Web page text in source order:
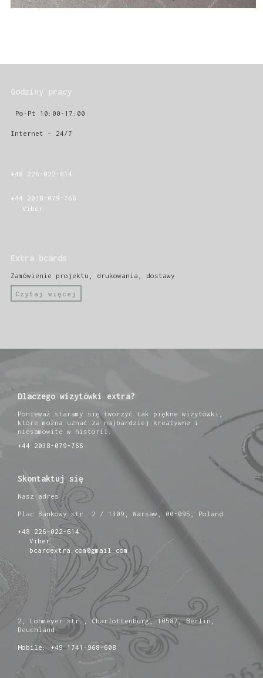
Godziny pracy
Po-Pt 10:00-17:00
Internet - 24/7
+48 226-022-614
+44 2038-079-766
Viber
Extra bcards
Zamówienie projektu, drukowania, dostawy
Czytaj więcej
Dlaczego wizytówki extra?
Ponieważ staramy się tworzyć tak piękne wizytówki,
które można uznać za najbardziej kreatywne i
niesamowite w historii.
+44 2038-079-766
Skontaktuj się
Nasz adres
Plac Bankowy str. 2 / 1309, Warsaw, 00-095, Poland
+48 226-022-614
Viber
bcardextra.com@gmail.com
2, Lohmeyer str., Charlottenburg, 10587, Berlin,
Deuchland
Mobile: +49 1741-968-608